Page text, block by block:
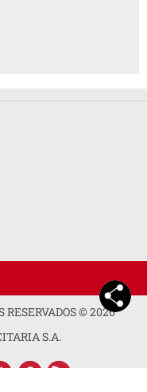
RESERVADOS ©2026
S.A.